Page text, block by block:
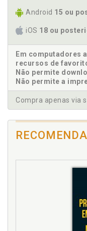
Cone Sul.
CONE. Justiça
Tribunais
Interamericana
Corte
de transição e
Constitucionais
de Direitos
Crime contra a
de justiça de
humanidade, p. 85
Democracia.
para
Ditadura civil-
Android 15 ou
iOS 18 ou
Em computadores
recursos de
Não permite
Não permite a
Compra apenas via